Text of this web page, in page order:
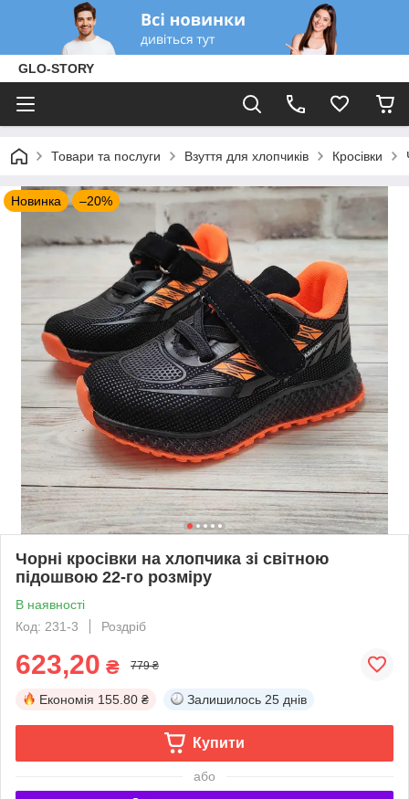
GLO-STORY
Товари та послуги Взуття для хлопчиків Кросівки
Новинка –20%
Чорні кросівки на хлопчика зі світною
підошвою 22-го розміру
В наявності
Код: 231-3
Роздріб
623,20 ₴ 779 ₴
Економія 155.80 ₴ Залишилось 25 днів
Купити
або